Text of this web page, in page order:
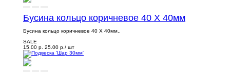
Бусина кольцо коричневое 40 Х 40мм
Бусина кольцо коричневое 40 Х 40мм..
SALE
15.00 р. 25.00 р. / шт